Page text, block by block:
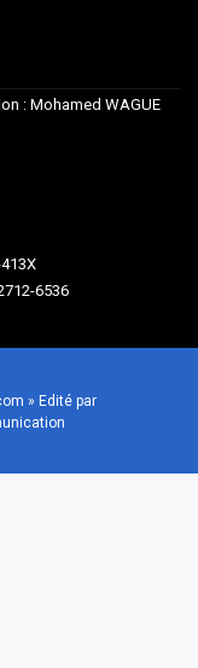
: Mohamed WAGUE
6536
» Edité par